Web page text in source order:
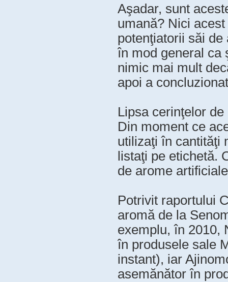
Aşadar, sunt
umană? Nici
potenţiatorii săi de
în mod general ca
nimic mai mult
apoi a
Lipsa cerinţelor
Din moment ce
utilizaţi în cantităţi
listaţi pe etichetă.
de arome
Potrivit raportului
aromă de la
exemplu, în 2010,
în produsele sale
instant), iar
asemănător în